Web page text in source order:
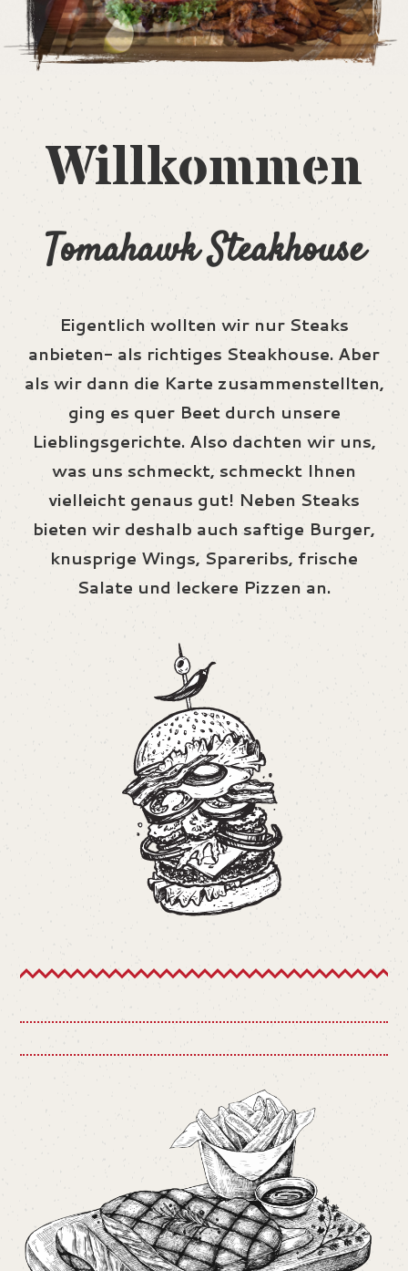
Willkommen
Tomahawk Steakhouse
Eigentlich wollten wir nur Steaks
anbieten- als richtiges Steakhouse. Aber
als wir dann die Karte zusammenstellten,
ging es quer Beet durch unsere
Lieblingsgerichte. Also dachten wir uns,
was uns schmeckt, schmeckt Ihnen
vielleicht genaus gut! Neben Steaks
bieten wir deshalb auch saftige Burger,
knusprige Wings, Spareribs, frische
Salate und leckere Pizzen an.